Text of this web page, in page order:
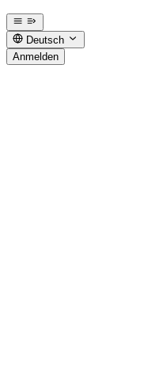
Deutsch
Anmelden